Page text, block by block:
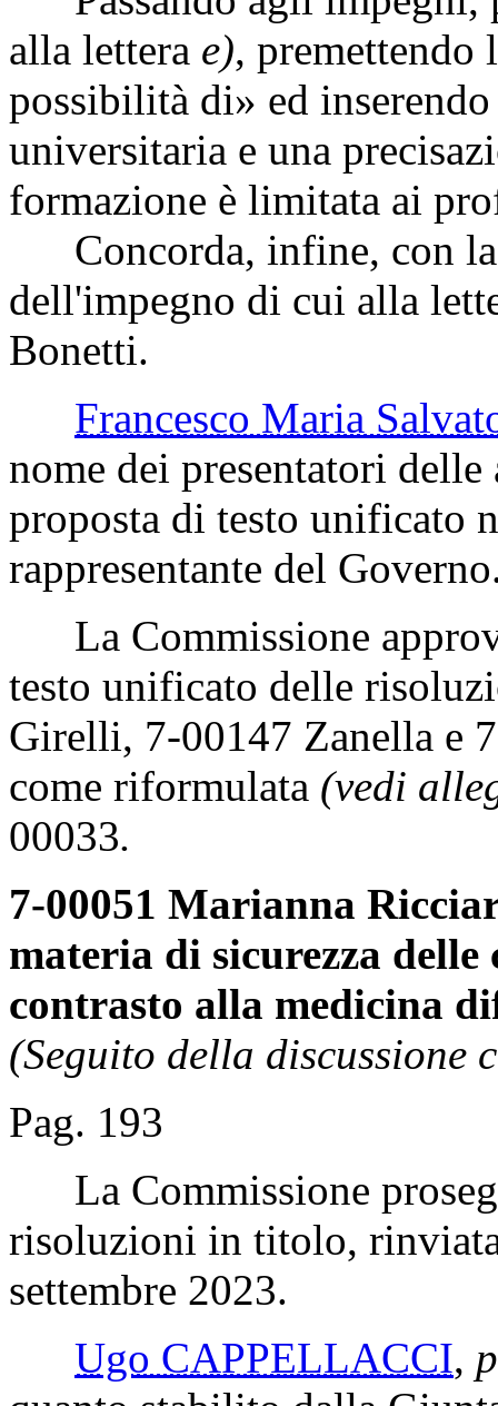
alla lettera e), premettendo
possibilità di» ed
universitaria e una
formazione è limitata ai
Concorda, infine, con la
dell'impegno di cui alla
Bonetti.
Francesco Maria
nome dei presentatori
proposta di testo unificato
rappresentante del
La Commissione
testo unificato delle
Girelli, 7-00147 Zanella e
come riformulata (vedi
00033.
7-00051 Marianna
materia di sicurezza delle
contrasto alla medicina
(Seguito della discussione
Pag. 193
La Commissione
risoluzioni in titolo,
settembre 2023.
Ugo CAPPELLACCI,